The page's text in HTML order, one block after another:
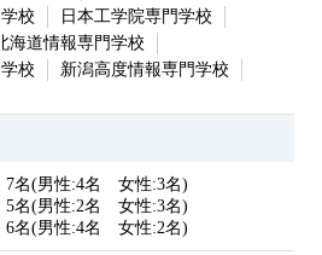
校
日本工学院専門学校
海道情報専門学校
校
新潟高度情報専門学校
7名(男性:4名 女性:3名)
5名(男性:2名 女性:3名)
6名(男性:4名 女性:2名)